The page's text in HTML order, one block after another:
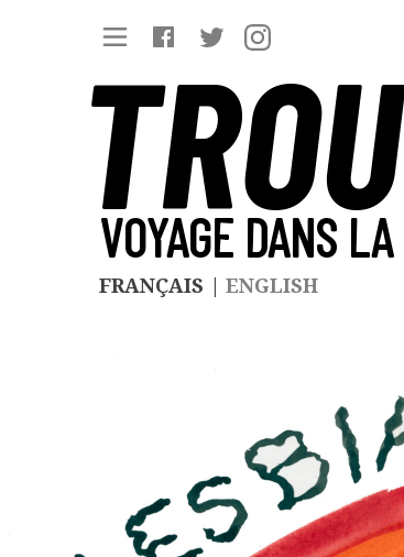
VOYAGE DANS
FRANÇAIS | ENGLISH